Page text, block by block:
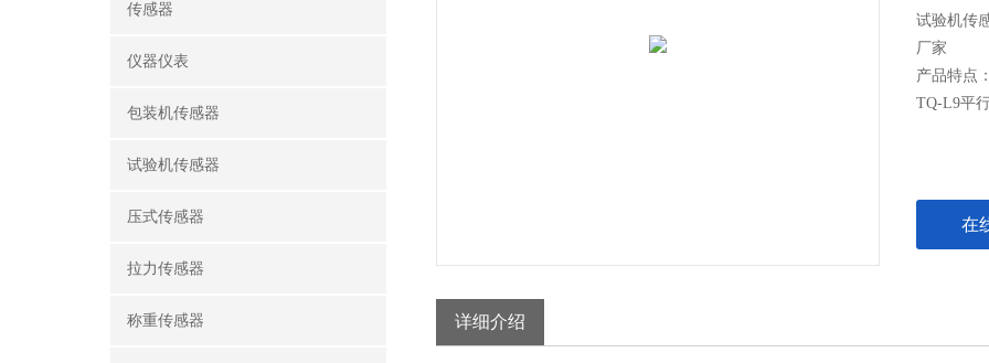
传感器
仪器仪表
包装机传感器
试验机传感器
压式传感器
拉力传感器
称重传感器
试验机传
厂家
产品特点
TQ-L9平
在
详细介绍